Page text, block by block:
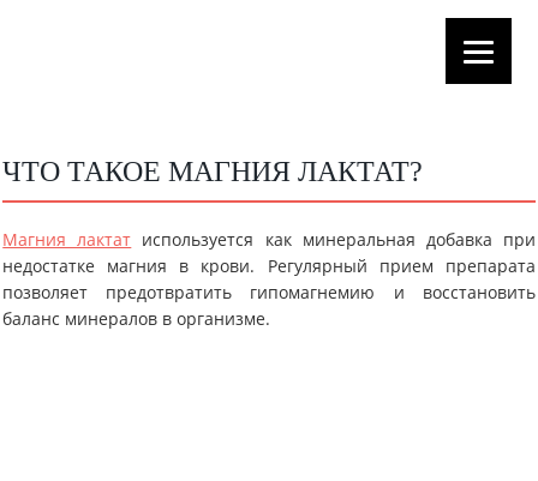
ЧТО ТАКОЕ МАГНИЯ ЛАКТАТ?
Магния лактат используется как минеральная добавка при
недостатке магния в крови. Регулярный прием препарата
позволяет предотвратить гипомагнемию и восстановить
баланс минералов в организме.